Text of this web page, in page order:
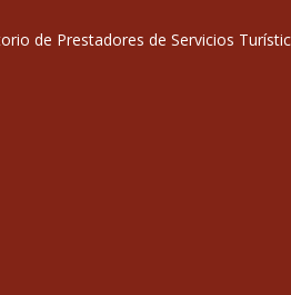
de Prestadores de Servicios